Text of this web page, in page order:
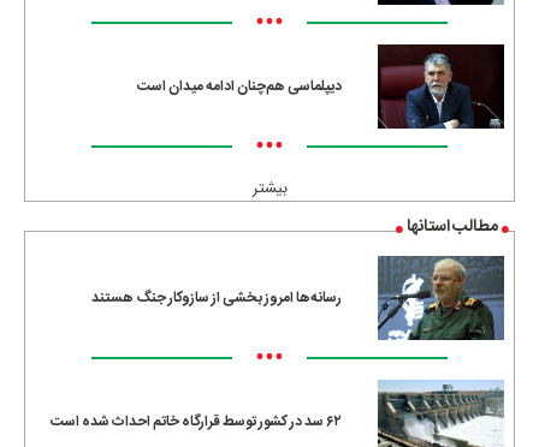
•••
دیپلماسی هم‌چنان ادامه میدان است
•••
بیشتر
مطالب استانها
رسانه‌ها امروز بخشی از سازوکار جنگ هستند
•••
۶۲ سد در کشور توسط قرارگاه خاتم احداث شده است